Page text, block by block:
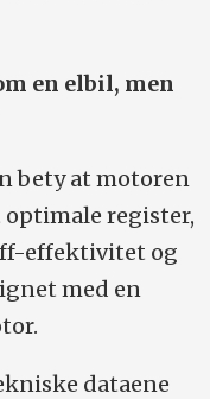
en elbil, men
bety at motoren
register,
effektivitet og
med en
dataene